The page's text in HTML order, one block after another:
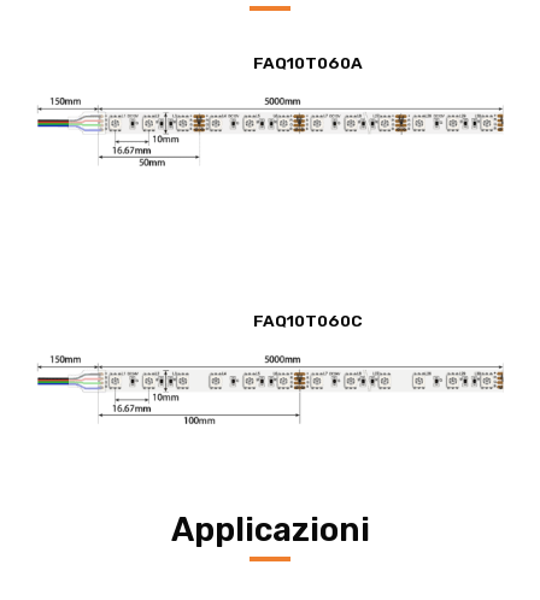
FAQ10T060A
FAQ10T060C
Applicazioni